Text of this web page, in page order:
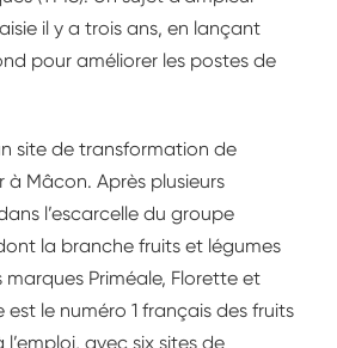
il y a trois ans, en lançant
pour améliorer les postes de
site de transformation de
à Mâcon. Après plusieurs
l’escarcelle du groupe
la branche fruits et légumes
Priméale, Florette et
est le numéro 1 français des fruits
avec six sites de